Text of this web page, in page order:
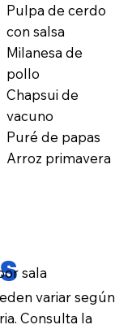
Pulpa de cerdo
con salsa
Milanesa de
pollo
Chapsui de
vacuno
Puré de papas
Arroz primavera
sala
variar según
Consulta la